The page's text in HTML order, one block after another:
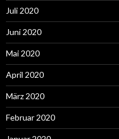
Juli 2020
Juni 2020
Mai 2020
April 2020
März 2020
Februar 2020